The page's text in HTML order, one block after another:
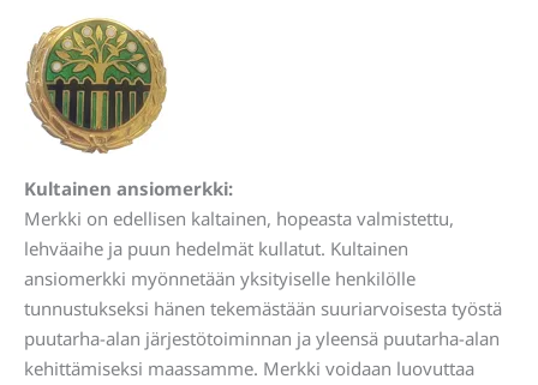
Kultainen ansiomerkki:
Merkki on edellisen kaltainen, hopeasta valmistettu,
lehväaihe ja puun hedelmät kullatut. Kultainen
ansiomerkki myönnetään yksityiselle henkilölle
tunnustukseksi hänen tekemästään suuriarvoisesta työstä
puutarha-alan järjestötoiminnan ja yleensä puutarha-alan
kehittämiseksi maassamme. Merkki voidaan luovuttaa